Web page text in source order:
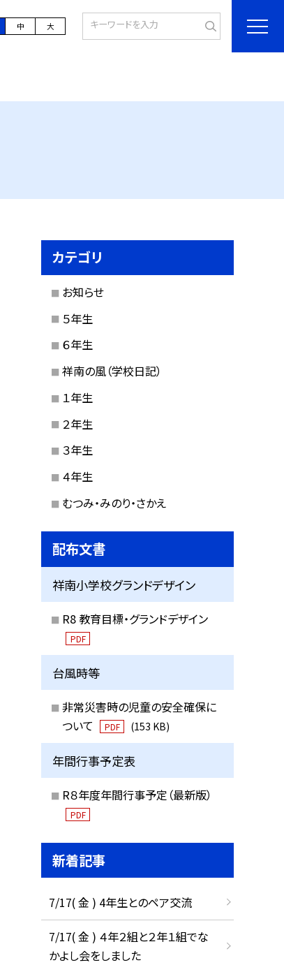
中 大
カテゴリ
お知らせ
５年生
６年生
祥南の風（学校日記）
１年生
２年生
３年生
４年生
むつみ・みのり・さかえ
配布文書
祥南小学校グランドデザイン
R8 教育目標・グランドデザイン
PDF
台風時等
非常災害時の児童の安全確保に
ついて
PDF (153 KB)
年間行事予定表
R８年度年間行事予定（最新版）
PDF
新着記事
7/17( 金 ) 4年生とのペア交流
7/17( 金 ) ４年２組と２年１組でな
かよし会をしました